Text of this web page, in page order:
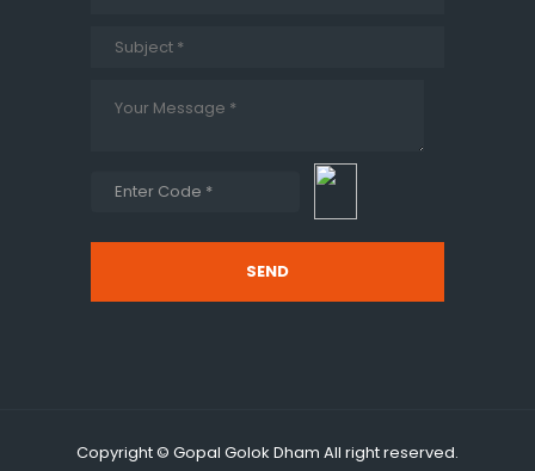
SEND
Copyright © Gopal Golok Dham All right reserved.